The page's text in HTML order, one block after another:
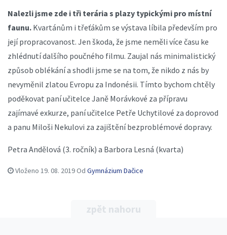
Nalezli jsme zde i tři terária s plazy typickými pro místní
faunu. Kvartánům i třeťákům se výstava líbila především pro
její propracovanost. Jen škoda, že jsme neměli více času ke
zhlédnutí dalšího poučného filmu. Zaujal nás minimalistický
způsob oblékání a shodli jsme se na tom, že nikdo z nás by
nevyměnil zlatou Evropu za Indonésii. Tímto bychom chtěly
poděkovat paní učitelce Janě Morávkové za přípravu
zajímavé exkurze, paní učitelce Petře Uchytilové za doprovod
a panu Miloši Nekulovi za zajištění bezproblémové dopravy.
Petra Andělová (3. ročník) a Barbora Lesná (kvarta)
Vloženo 19. 08. 2019Od Gymnázium Dačice
zpět nahoru